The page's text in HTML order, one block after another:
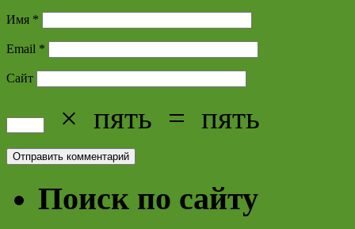
Имя *
Email *
Сайт
× пять = пять
Поиск по сайту